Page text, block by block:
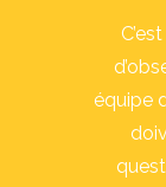
équipe